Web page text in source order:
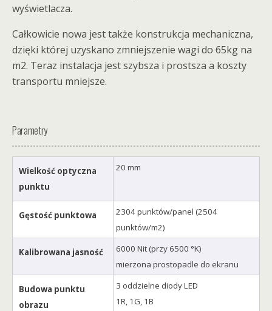
wyświetlacza.
Całkowicie nowa jest także konstrukcja mechaniczna,
dzięki której uzyskano zmniejszenie wagi do 65kg na
m2. Teraz instalacja jest szybsza i prostsza a koszty
transportu mniejsze.
Parametry
Wielkość optyczna
punktu
20 mm
Gęstość punktowa
2304 punktów/panel (2504
punktów/m2)
Kalibrowana jasność
6000 Nit (przy 6500 °K)
mierzona prostopadle do ekranu
Budowa punktu
obrazu
3 oddzielne diody LED
1R, 1G, 1B